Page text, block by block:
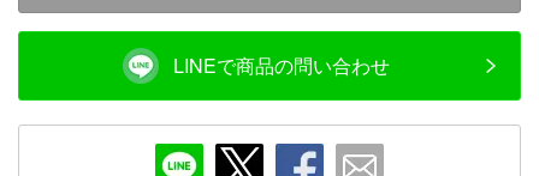
LINEで商品の問い合わせ